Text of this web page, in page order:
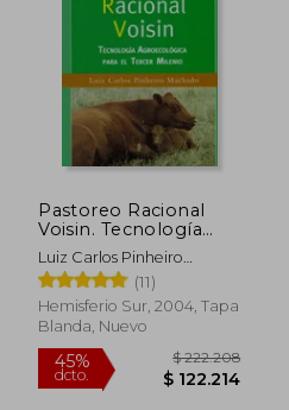
Pastoreo Racional
Voisin. Tecnología
Agroecológica Para el
Tercer Milenio
Luiz Carlos Pinheiro
Machado
(11)
Hemisferio Sur, 2004, Tapa
Blanda, Nuevo